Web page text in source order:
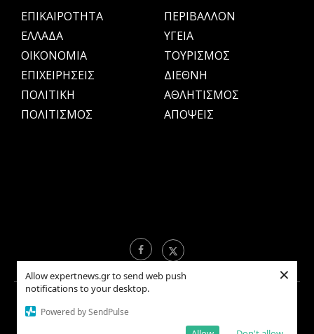
Allow expertnews.gr to send web push
notifications to your desktop.
Powered by SendPulse
×
ΕΠΙΚΑΙΡΟΤΗΤΑ
ΕΛΛΑΔΑ
OIKONOMIA
ΕΠΙΧΕΙΡΗΣΕΙΣ
ΠΟΛΙΤΙΚΗ
ΠΟΛΙΤΙΣΜΟΣ
ΠΕΡΙΒΑΛΛΟΝ
ΥΓΕΙΑ
ΤΟΥΡΙΣΜΟΣ
ΔΙΕΘΝΗ
ΑΘΛΗΤΙΣΜΟΣ
ΑΠΟΨΕΙΣ